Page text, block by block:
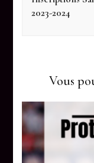
2023-2024
Vous